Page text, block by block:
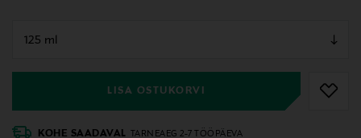
LISA OSTUKORVI
KOHE SAADAVAL TARNEAEG 2-7 TÖÖPÄEVA